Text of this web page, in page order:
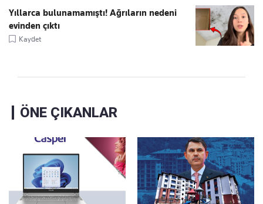
Yıllarca bulunamamıştı! Ağrıların nedeni
evinden çıktı
Kaydet
ÖNE ÇIKANLAR